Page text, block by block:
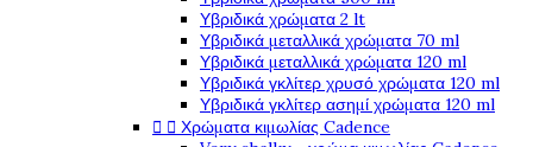
Υβριδικά χρώματα 2 lt
Υβριδικά μεταλλικά χρώματα 70 ml
Υβριδικά μεταλλικά χρώματα 120 ml
Υβριδικά γκλίτερ χρυσό χρώματα 120 ml
Υβριδικά γκλίτερ ασημί χρώματα 120 ml
  Χρώματα κιμωλίας Cadence